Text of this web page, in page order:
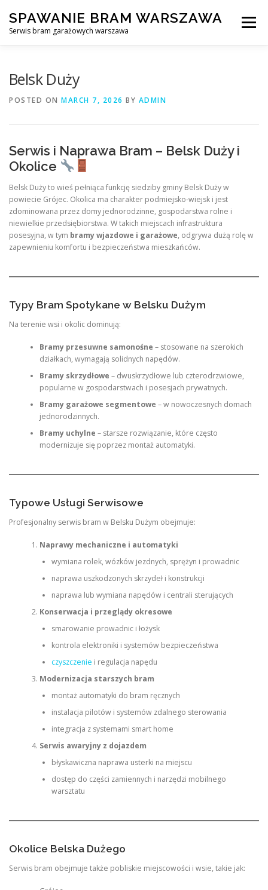
content
SPAWANIE BRAM WARSZAWA
Serwis bram garażowych warszawa
Menu
Belsk Duży
POSTED ON MARCH 7, 2026 BY ADMIN
Serwis i Naprawa Bram – Belsk Duży i
Okolice
Belsk Duży to wieś pełniąca funkcję siedziby gminy Belsk Duży w
powiecie Grójec. Okolica ma charakter podmiejsko‑wiejsk i jest
zdominowana przez domy jednorodzinne, gospodarstwa rolne i
niewielkie przedsiębiorstwa. W takich miejscach infrastruktura
posesyjna, w tym bramy wjazdowe i garażowe, odgrywa dużą rolę w
zapewnieniu komfortu i bezpieczeństwa mieszkańców.
Typy Bram Spotykane w Belsku Dużym
Na terenie wsi i okolic dominują:
Bramy przesuwne samonośne – stosowane na szerokich
działkach, wymagają solidnych napędów.
Bramy skrzydłowe – dwuskrzydłowe lub czterodrzwiowe,
popularne w gospodarstwach i posesjach prywatnych.
Bramy garażowe segmentowe – w nowoczesnych domach
jednorodzinnych.
Bramy uchylne – starsze rozwiązanie, które często
modernizuje się poprzez montaż automatyki.
Typowe Usługi Serwisowe
Profesjonalny serwis bram w Belsku Dużym obejmuje:
Naprawy mechaniczne i automatyki
wymiana rolek, wózków jezdnych, sprężyn i prowadnic
naprawa uszkodzonych skrzydeł i konstrukcji
naprawa lub wymiana napędów i centrali sterujących
Konserwacja i przeglądy okresowe
smarowanie prowadnic i łożysk
kontrola elektroniki i systemów bezpieczeństwa
czyszczenie i regulacja napędu
Modernizacja starszych bram
montaż automatyki do bram ręcznych
instalacja pilotów i systemów zdalnego sterowania
integracja z systemami smart home
Serwis awaryjny z dojazdem
błyskawiczna naprawa usterki na miejscu
dostęp do części zamiennych i narzędzi mobilnego
warsztatu
Okolice Belska Dużego
Serwis bram obejmuje także pobliskie miejscowości i wsie, takie jak: